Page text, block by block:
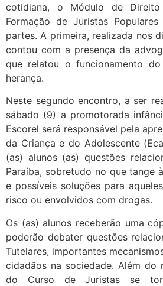
cotidiana, o Módulo de
Formação de Juristas
partes. A primeira, realizada nos
contou com a presença da
que relatou o funcionamento
herança.
Neste segundo encontro, a ser
sábado (9) a promotorada
Escorel será responsável pela
da Criança e do Adolescente
(as) alunos (as) questões
Paraíba, sobretudo no que tange
e possíveis soluções para
risco ou envolvidos com drogas.
Os (as) alunos receberão uma
poderão debater questões
Tutelares, importantes
cidadãos na sociedade. Além do
do Curso de Juristas se